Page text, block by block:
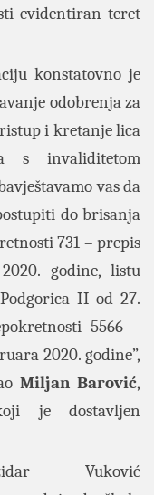
evidentiran teret
konstatovno je
odobrenja za
i kretanje lica
s invaliditetom
vas da
do brisanja
731 – prepis
godine, listu
II od 27.
5566 –
2020. godine”,
Miljan Barović,
je dostavljen
Vuković